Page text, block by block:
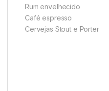
Rum envelhecido
Café espresso
Cervejas Stout e Porter